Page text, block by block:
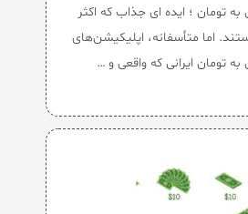
تومان ؛ ایده ای جذاب که اکثر
اما متأسفانه، اپلیکیشن‌های
تومان ایرانی که واقعی و …